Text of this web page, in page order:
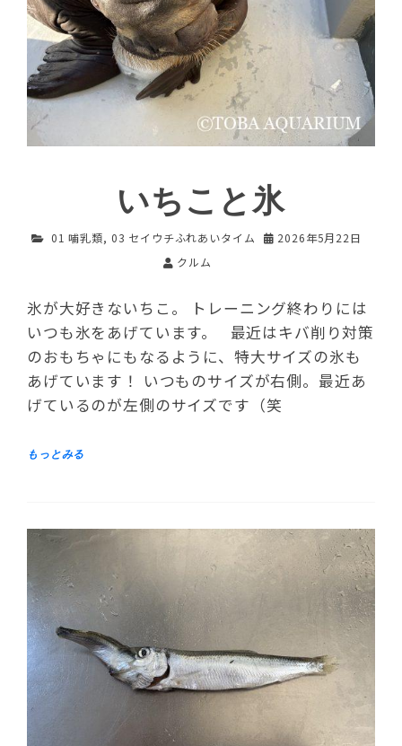
いちこと氷
01 哺乳類, 03 セイウチふれあいタイム
2026年5月22日
クルム
氷が大好きないちこ。 トレーニング終わりには
いつも氷をあげています。 最近はキバ削り対策
のおもちゃにもなるように、特大サイズの氷も
あげています！ いつものサイズが右側。最近あ
げているのが左側のサイズです（笑